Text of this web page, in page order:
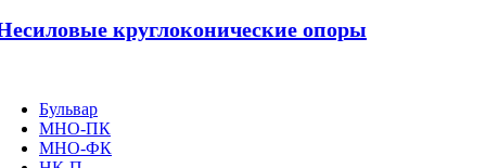
круглоконические опоры
Бульвар
МНО-ПК
МНО-ФК